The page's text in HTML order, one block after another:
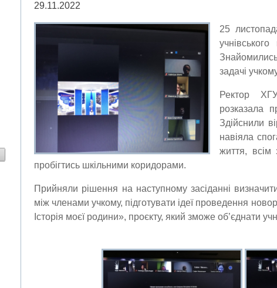
29.11.2022
25
задачі
Ректор
розказала
Здійснили
навіяла
життя, всім
пробігтись шкільними коридорами.
Прийняли рішення на наступному засіданні
між членами учкому, підготувати ідеї проведення
Історія моєї родини», проєкту, який зможе об’єднати